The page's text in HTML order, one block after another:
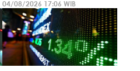
04/08/2026 17:06 WIB